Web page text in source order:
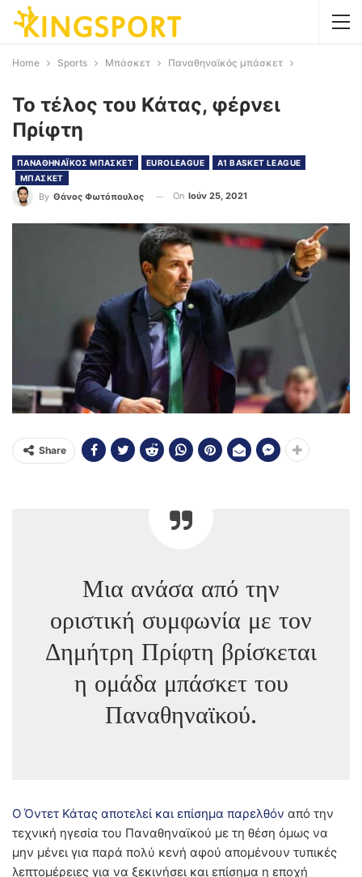
Home Sports Μπάσκετ Παναθηναϊκός μπάσκετ
Το τέλος του Κάτας, φέρνει
Πρίφτη
ΠΑΝΑΘΗΝΑΪΚΟΣ ΜΠΑΣΚΕΤ EUROLEAGUE
Α1 BASKET LEAGUE
ΜΠΑΣΚΕΤ
By Θάνος Φωτόπουλος On Ιούν 25, 2021
Share
Μια ανάσα από την
οριστική συμφωνία με τον
Δημήτρη Πρίφτη βρίσκεται
η ομάδα μπάσκετ του
Παναθηναϊκού.
Ο Όντετ Κάτας αποτελεί και επίσημα παρελθόν από την
τεχνική ηγεσία του Παναθηναϊκού με τη θέση όμως να
μην μένει για παρά πολύ κενή αφού απομένουν τυπικές
λεπτομέρειες για να ξεκινήσει και επίσημα η εποχή